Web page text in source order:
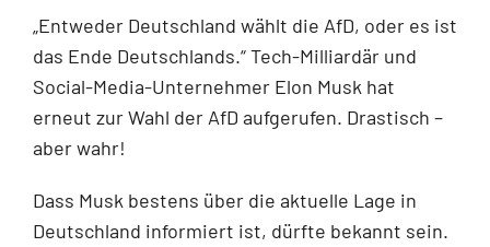
„Entweder Deutschland wählt die AfD, oder es ist
das Ende Deutschlands.“ Tech-Milliardär und
Social-Media-Unternehmer Elon Musk hat
erneut zur Wahl der AfD aufgerufen. Drastisch –
aber wahr!
Dass Musk bestens über die aktuelle Lage in
Deutschland informiert ist, dürfte bekannt sein.